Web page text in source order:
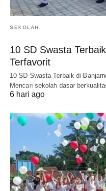
SEKOLAH
10 SD Swasta
Terfavorit
10 SD Swasta Terbaik di
Mencari sekolah dasar
6 hari ago